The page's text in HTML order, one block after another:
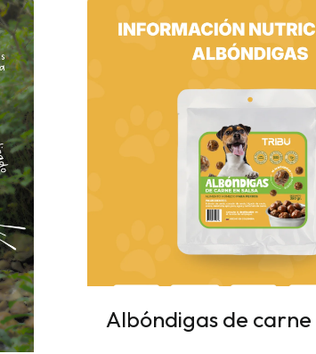
Albóndigas de carne